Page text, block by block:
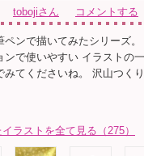
tobojiさん コメントする
ペンで描いてみたシリーズ
ンで使いやすい イラストの
みてくださいね。 沢山つく
ラストを全て見る（275）